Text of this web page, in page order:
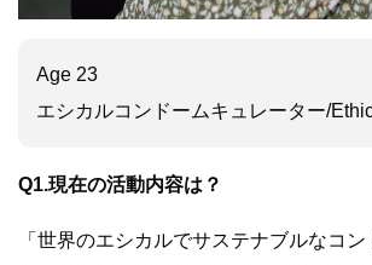
Age 23
エシカルコンドームキュレーター/
Q1.現在の活動内容は？
「世界のエシカルでサステナブルなコ